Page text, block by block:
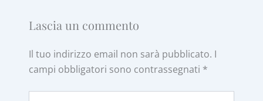
Lascia un commento
Il tuo indirizzo email non sarà pubblicato. I
campi obbligatori sono contrassegnati *